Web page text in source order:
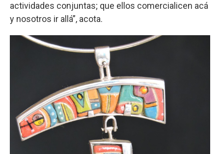
actividades conjuntas; que ellos comercialicen acá
y nosotros ir allá”, acota.